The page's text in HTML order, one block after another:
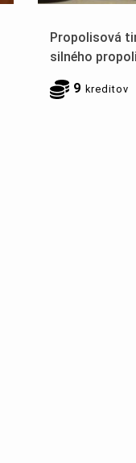
Propolisová
silného
9 kreditov